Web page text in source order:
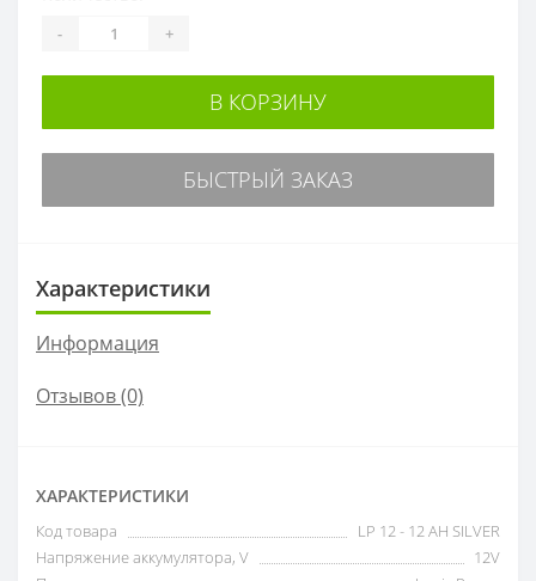
- +
В КОРЗИНУ
БЫСТРЫЙ ЗАКАЗ
Характеристики
Информация
Отзывов (0)
ХАРАКТЕРИСТИКИ
Код товара
LP 12 - 12 AH SILVER
Напряжение аккумулятора, V
12V